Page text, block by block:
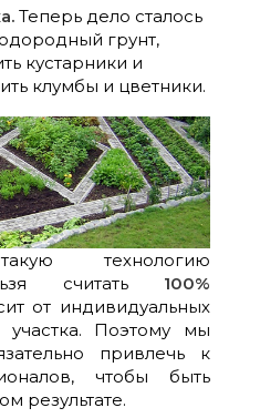
Теперь дело сталось
грунт,
кустарники и
клумбы и цветники.
технологию
считать 100%
от индивидуальных
участка. Поэтому мы
привлечь к
чтобы быть
результате.